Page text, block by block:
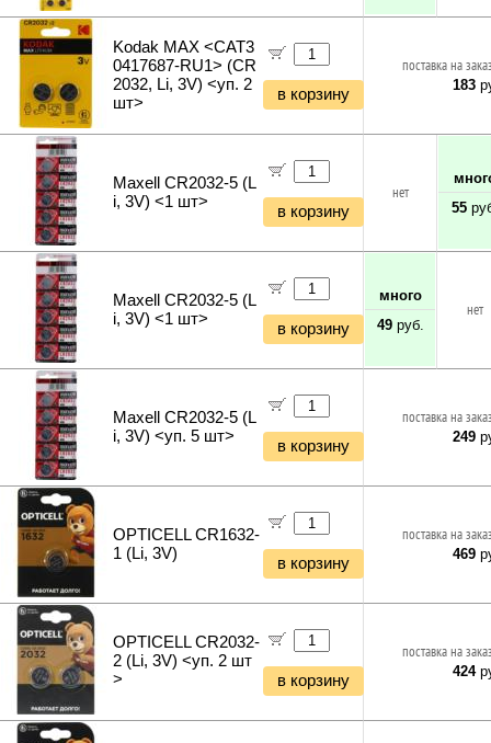
Kodak MAX <CAT3
0417687-RU1> (CR
2032, Li, 3V) <уп. 2
шт>
в корзину
поставка на
183
Maxell CR2032-5 (L
i, 3V) <1 шт>
в корзину
нет
55
Maxell CR2032-5 (L
i, 3V) <1 шт>
в корзину
много
49руб.
нет
Maxell CR2032-5 (L
i, 3V) <уп. 5 шт>
в корзину
поставка на
249
OPTICELL CR1632-
1 (Li, 3V)
в корзину
поставка на
469
OPTICELL CR2032-
2 (Li, 3V) <уп. 2 шт
>
в корзину
поставка на
424